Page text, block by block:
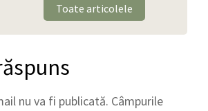
Toate articolele
nu va fi publicată. Câmpurile